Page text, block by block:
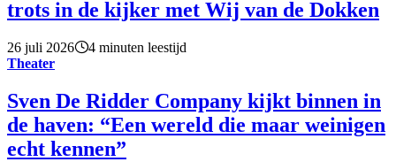
trots in de kijker met Wij van de Dokken
26 juli 2026
4 minuten leestijd
Theater
Sven De Ridder Company kijkt binnen in
de haven: “Een wereld die maar weinigen
echt kennen”